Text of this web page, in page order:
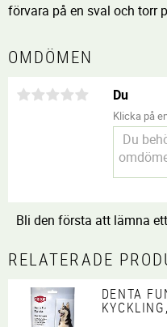
förvara på en sval och torr
OMDÖMEN
Du
Klicka på
Bli den första att lämna
RELATERADE
DENTA